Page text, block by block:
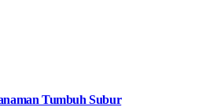
Tumbuh Subur